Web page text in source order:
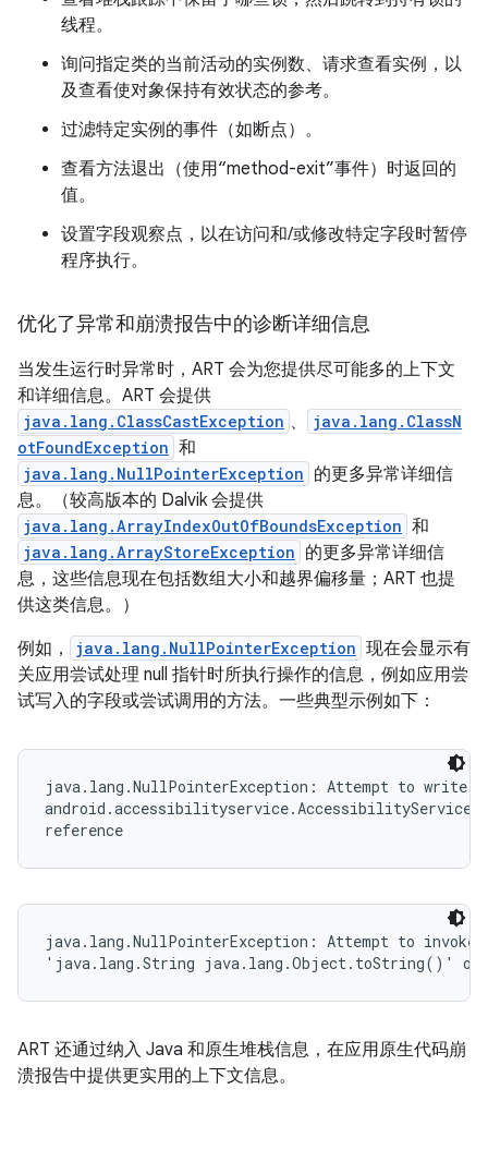
线程。
询问指定类的当前活动的实例数、请求查看实例，以
及查看使对象保持有效状态的参考。
过滤特定实例的事件（如断点）。
查看方法退出（使用“method-exit”事件）时返回的
值。
设置字段观察点，以在访问和/或修改特定字段时暂停
程序执行。
优化了异常和崩溃报告中的诊断详细信息
当发生运行时异常时，ART 会为您提供尽可能多的上下文
和详细信息。ART 会提供
java.lang.ClassCastException 、
java.lang.ClassN
otFoundException 和
java.lang.NullPointerException 的更多异常详细信
息。（较高版本的 Dalvik 会提供
java.lang.ArrayIndexOutOfBoundsException 和
java.lang.ArrayStoreException 的更多异常详细信
息，这些信息现在包括数组大小和越界偏移量；ART 也提
供这类信息。）
例如，
java.lang.NullPointerException 现在会显示有
关应用尝试处理 null 指针时所执行操作的信息，例如应用尝
试写入的字段或尝试调用的方法。一些典型示例如下：
java.lang.NullPointerException: Attempt to
reference
java.lang.NullPointerException: Attempt to invoke
'java.lang.String java.lang.Object.toString()' on
ART 还通过纳入 Java 和原生堆栈信息，在应用原生代码崩
溃报告中提供更实用的上下文信息。